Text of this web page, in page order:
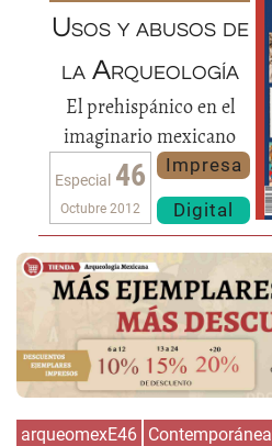
Usos y abusos de
la Arqueología
El prehispánico en el
imaginario mexicano
Especial 46
Octubre 2012
Impresa
Digital
arqueomexE46 Contemporánea